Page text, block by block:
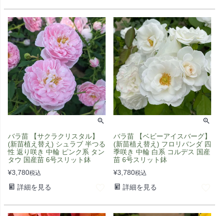
バラ苗 【サクラクリスタル】
(新苗植え替え) シュラブ 半つる
性 返り咲き 中輪 ピンク系 タン
タウ 国産苗 6号スリット鉢
¥3,780税込
詳細を見る
バラ苗 【ベビーアイスバーグ】
(新苗植え替え) フロリバンダ 四
季咲き 中輪 白系 コルデス 国産
苗 6号スリット鉢
¥3,780税込
詳細を見る